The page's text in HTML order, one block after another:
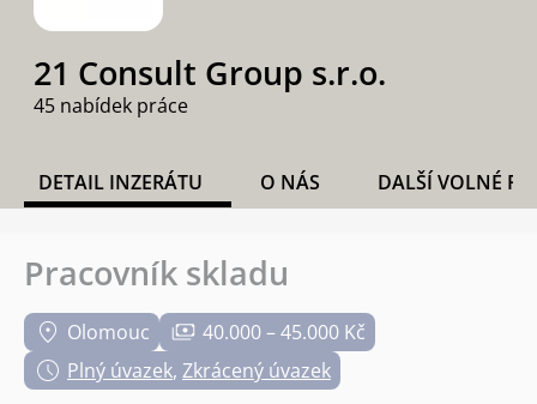
21 Consult Group s.r.o.
45 nabídek práce
DETAIL INZERÁTU O NÁS DALŠÍ VOLNÉ
Pracovník skladu
Olomouc
40.000 – 45.000 Kč
Plný úvazek, Zkrácený úvazek